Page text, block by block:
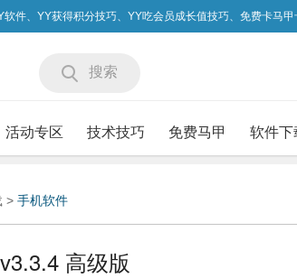
件、YY获得积分技巧、YY吃会员成长值技巧、免费卡马
搜索
活动专区 技术技巧 免费马甲 软件下
> 手机软件
高级版